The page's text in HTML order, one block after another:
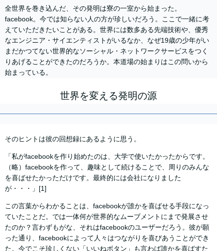
全世界を巻き込んだ、その発明は寮の一室から始まった。
facebook。今では知らない人の方が珍しいだろう。ここで一緒に考
えていただきたいことがある。世界には数多ある先端技術や、優秀
なエンジニア・サイエンティストがいるなか、なぜ19歳の少年がい
まだかつてない世界的なソーシャル・ネットワークサービスをつく
りあげることができたのだろうか。本道場の始まりはこの問いから
始まっている。
世界を変える発明の源
そのヒントは彼の回想録にあるように思う。
「私がfacebookを作り始めたのは、大学で使いたかったからです。
（略）facebookを作って、趣味として続けることで、周りのみんな
を喜ばせたかっただけです。最終的には会社になりました
が・・・」[1]
この言葉からわかることは、facebookが誰かを喜ばせる手段になっ
ていたことだ。では一体何が世界的なムーブメントにまで発展させ
たのか？言わずもがな、それはfacebookのユーザーだろう。彼が願
った通り、facebookによって人々はつながりを喜びあうことができ
た。今でこそ珍しくない「いいねボタン」も言わば誰かを喜ばすた